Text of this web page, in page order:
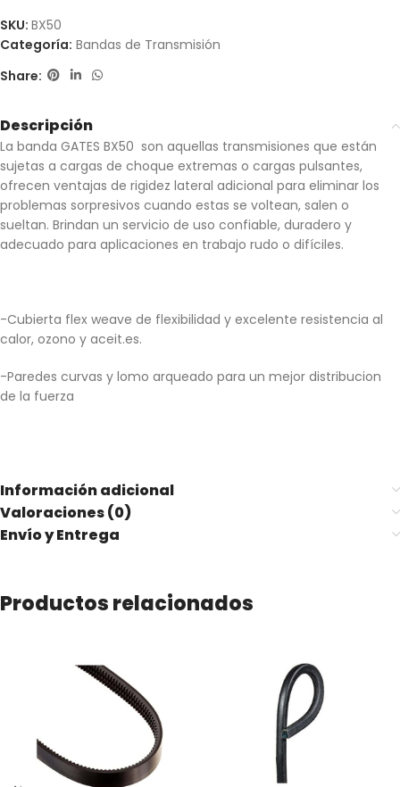
SKU: BX50
Categoría: Bandas de Transmisión
Share:
Descripción
La banda GATES BX50 son aquellas transmisiones que están
sujetas a cargas de choque extremas o cargas pulsantes,
ofrecen ventajas de rigidez lateral adicional para eliminar los
problemas sorpresivos cuando estas se voltean, salen o
sueltan. Brindan un servicio de uso confiable, duradero y
adecuado para aplicaciones en trabajo rudo o difíciles.
-Cubierta flex weave de flexibilidad y excelente resistencia al
calor, ozono y aceit.es.
-Paredes curvas y lomo arqueado para un mejor distribucion
de la fuerza
Información adicional
Valoraciones (0)
Envío y Entrega
Productos relacionados